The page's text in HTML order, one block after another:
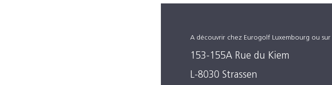
A découvrir chez Eurogolf Luxembourg ou sur
153-155A Rue du Kiem
L-8030 Strassen